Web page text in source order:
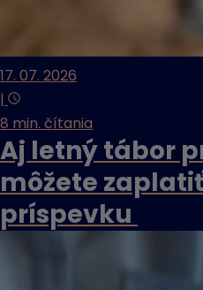
17. 07. 2026
|
8 min. čítania
Aj letný tábor
môžete
príspevku